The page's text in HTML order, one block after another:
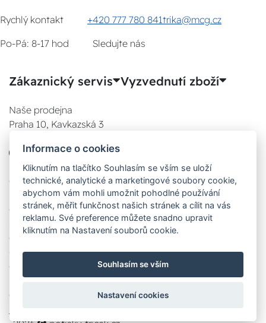
Rychlý kontakt +420 777 780 841trika@mcg.cz
Po-Pá: 8-17 hod
Sledujte nás
Zákaznický servis Vyzvednutí zboží
Naše prodejna
Praha 10, Kavkazská 3
777 780 841
08:00 - 17:00
08:00 - 17:00
08:00 - 17:00
Čt:
08:00 - 17:00
08:00 - 17:00
Informace o cookies
Kliknutím na tlačítko Souhlasím se vším se uloží
technické, analytické a marketingové soubory cookie,
abychom vám mohli umožnit pohodlné používání
stránek, měřit funkčnost našich stránek a cílit na vás
reklamu. Své preference můžete snadno upravit
kliknutím na Nastavení souborů cookie.
Souhlasím se vším
Nastavení cookies